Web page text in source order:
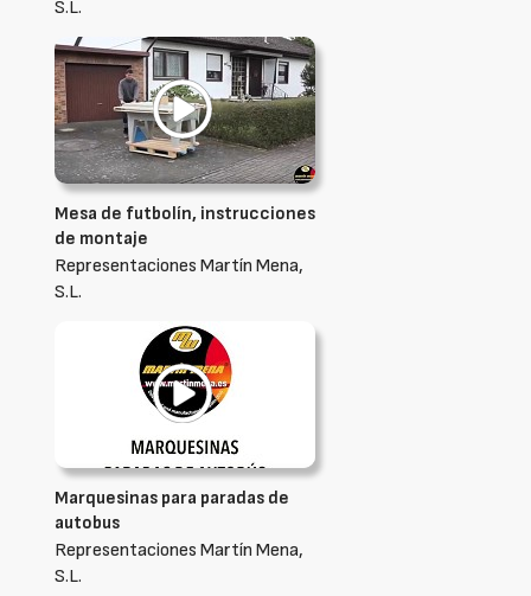
S.L.
Mesa de futbolín, instrucciones
de montaje
Representaciones Martín Mena,
S.L.
Marquesinas para paradas de
autobus
Representaciones Martín Mena,
S.L.